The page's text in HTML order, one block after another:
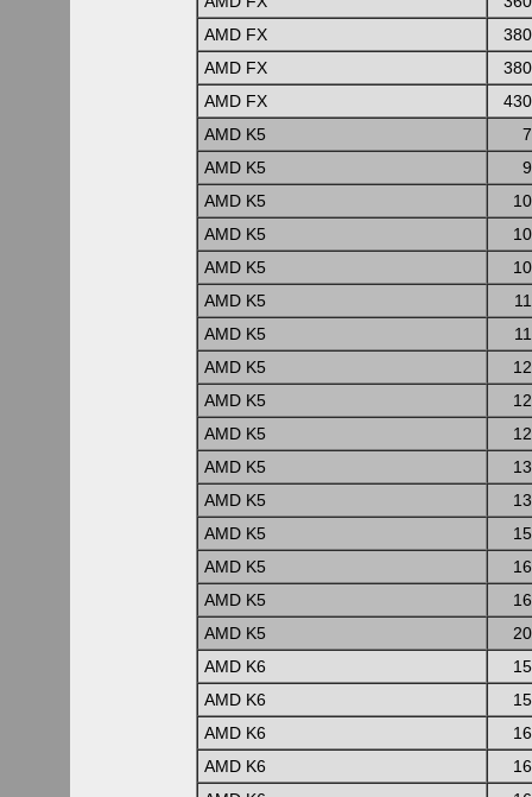
AMD FX
AMD FX
AMD FX
AMD K5
AMD K5
AMD K5
AMD K5
AMD K5
AMD K5
AMD K5
AMD K5
AMD K5
AMD K5
AMD K5
AMD K5
AMD K5
AMD K5
AMD K5
AMD K5
AMD K6
AMD K6
AMD K6
AMD K6